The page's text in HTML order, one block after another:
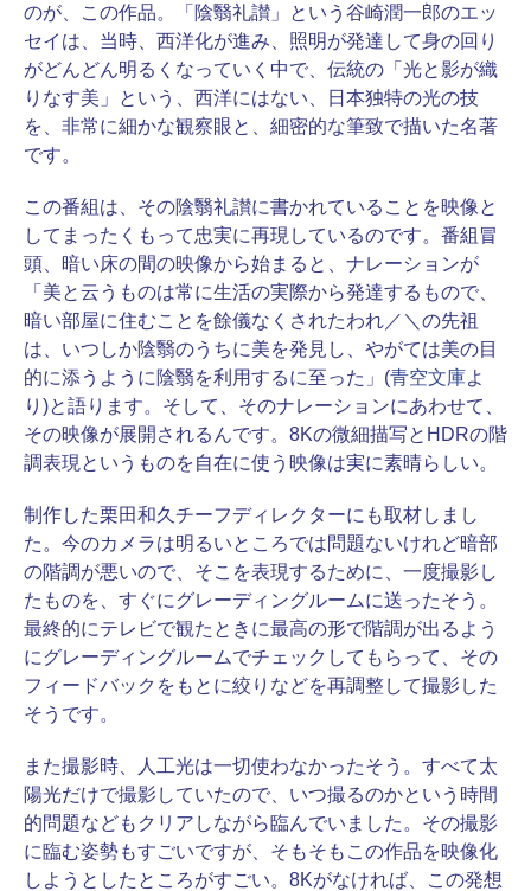
のが、この作品。「陰翳礼讃」という谷崎潤一郎のエッ
セイは、当時、西洋化が進み、照明が発達して身の回り
がどんどん明るくなっていく中で、伝統の「光と影が織
りなす美」という、西洋にはない、日本独特の光の技
を、非常に細かな観察眼と、細密的な筆致で描いた名著
です。
この番組は、その陰翳礼讃に書かれていることを映像と
してまったくもって忠実に再現しているのです。番組冒
頭、暗い床の間の映像から始まると、ナレーションが
「美と云うものは常に生活の実際から発達するもので、
暗い部屋に住むことを餘儀なくされたわれ／＼の先祖
は、いつしか陰翳のうちに美を発見し、やがては美の目
的に添うように陰翳を利用するに至った」(青空文庫よ
り)と語ります。そして、そのナレーションにあわせて、
その映像が展開されるんです。8Kの微細描写とHDRの階
調表現というものを自在に使う映像は実に素晴らしい。
制作した栗田和久チーフディレクターにも取材しまし
た。今のカメラは明るいところでは問題ないけれど暗部
の階調が悪いので、そこを表現するために、一度撮影し
たものを、すぐにグレーディングルームに送ったそう。
最終的にテレビで観たときに最高の形で階調が出るよう
にグレーディングルームでチェックしてもらって、その
フィードバックをもとに絞りなどを再調整して撮影した
そうです。
また撮影時、人工光は一切使わなかったそう。すべて太
陽光だけで撮影していたので、いつ撮るのかという時間
的問題などもクリアしながら臨んでいました。その撮影
に臨む姿勢もすごいですが、そもそもこの作品を映像化
しようとしたところがすごい。8Kがなければ、この発想